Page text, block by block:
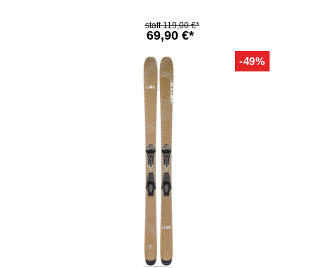
69,90 €*
119,00 €*
-49%